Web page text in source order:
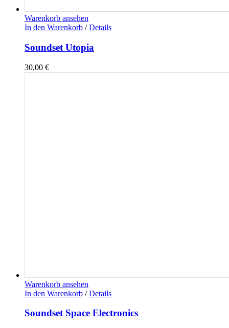
Warenkorb ansehen
In den Warenkorb / Details
Soundset Utopia
30,00 €
Warenkorb ansehen
In den Warenkorb / Details
Soundset Space Electronics